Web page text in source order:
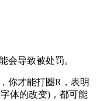
会导致被处罚。
你才能打圈R，表明
体的改变)，都可能